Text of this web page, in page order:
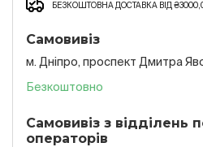
БЕЗКОШТОВНА ДОСТАВКА ВІД
Самовивіз
м. Дніпро, проспект Дмитра
Безкоштовно
Самовивіз з відділень
операторів